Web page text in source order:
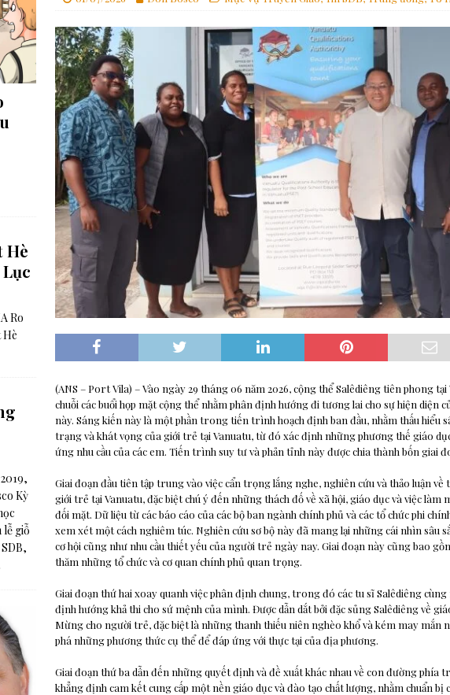
giáo: Cùng nhau xây dựng một thế giới hài hòa hơn
cho Cha Elia Comini và các linh mục tử đạo tại Monte Sole TIN SDB
Tổng Cố Vấn Số 448: Những Gợi Ý Của Cha Bề Trên Cả Về Việc “Suy Nghĩ Theo Thánh ý Của Thiên
(ANS – Port Vila) – Vào ngày 29 tháng 06 năm 2026, cộng thể Salêdiêng tiên phong tại
chuỗi các buổi họp mặt cộng thể nhằm phân định hướng đi tương lai cho sự hiện diện
này. Sáng kiến này là một phần trong tiến trình hoạch định ban đầu, nhằm thấu hiểu
trạng và khát vọng của giới trẻ tại Vanuatu, từ đó xác định những phương thế giáo
ứng nhu cầu của các em. Tiến trình suy tư và phản tỉnh này được chia thành bốn giai
Giai đoạn đầu tiên tập trung vào việc cẩn trọng lắng nghe, nghiên cứu và thảo luận về
giới trẻ tại Vanuatu, đặc biệt chú ý đến những thách đố về xã hội, giáo dục và việc làm
đối mặt. Dữ liệu từ các báo cáo của các bộ ban ngành chính phủ và các tổ chức phi
xem xét một cách nghiêm túc. Nghiên cứu sơ bộ này đã mang lại những cái nhìn sâu
cơ hội cũng như nhu cầu thiết yếu của người trẻ ngày nay. Giai đoạn này cũng bao
thăm những tổ chức và cơ quan chính phủ quan trọng.
Giai đoạn thứ hai xoay quanh việc phân định chung, trong đó các tu sĩ Salêdiêng
định hướng khả thi cho sứ mệnh của mình. Được dẫn dắt bởi đặc sủng Salêdiêng về
Mừng cho người trẻ, đặc biệt là những thanh thiếu niên nghèo khổ và kém may mắn
phá những phương thức cụ thể để đáp ứng với thực tại của địa phương.
Giai đoạn thứ ba dẫn đến những quyết định và đề xuất khác nhau về con đường phía
khẳng định cam kết cung cấp một nền giáo dục và đào tạo chất lượng, nhằm chuẩn
Hè
Ro
Hè
Kỳ
lễ giỗ